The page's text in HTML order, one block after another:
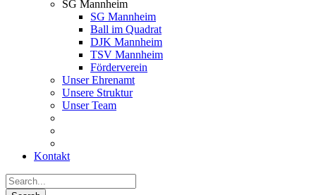
SG Mannheim
SG Mannheim
Ball im Quadrat
DJK Mannheim
TSV Mannheim
Förderverein
Unser Ehrenamt
Unsere Struktur
Unser Team
Kontakt